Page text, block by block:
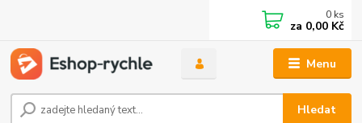
Menu
Hledat
0 ks
za 0,00 Kč